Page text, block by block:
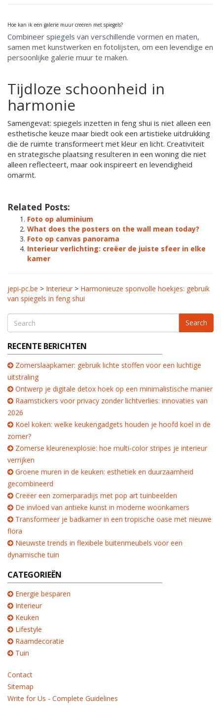
Hoe kan ik een galerie muur creëren met spiegels?
Combineer spiegels van verschillende vormen en maten,
samen met kunstwerken en fotolijsten, om een levendige en
persoonlijke galerie muur te maken.
Tijdloze schoonheid in
harmonie
Samengevat: spiegels inzetten in feng shui is niet alleen een
esthetische keuze maar biedt ook een artistieke uitdrukking
die de ruimte transformeert met kleur en licht. Creativiteit
en strategische plaatsing resulteren in een woning die niet
alleen reflecteert, maar ook inspireert en levendigheid
omarmt.
Related Posts:
Foto op aluminium
What does the posters on the wall mean today?
Foto op canvas panorama
Interieur verlichting: creëer de juiste sfeer in elke
kamer
jepi-pc.be > Interieur > Harmonieuze sponvolle hoekjes: gebruik
van spiegels in feng shui
Search
RECENTE BERICHTEN
Zomerslaapkamer: gebruik lichte stoffen voor een luchtige
uitstraling
Ontwerp je digitale detox hoek op een minimalistische manier
Raamstickers voor privacy zonder lichtverlies: innovaties van
2026
Koel koken: welke keukengadgets houden je hoofd koel in de
zomer?
Zomerse kleurenexplosie: hoe multi-color stripes je interieur
verrijken
Groene muren in de keuken: esthetiek en duurzaamheid
gecombineerd
Creëer een zomerparadijs met pop art tuinbeelden
De invloed van antieke kunst in moderne woonkamers
Transformeer je badkamer in een tropische oase met nieuwe
flora
Nieuwste trends in flexibele buitenmeubels voor een
dynamische tuin
CATEGORIEËN
Energie besparen
Interieur
Keuken
Lifestyle
Raamdecoratie
Tuin
Contact
Sitemap
Write for Us - Complete Guidelines